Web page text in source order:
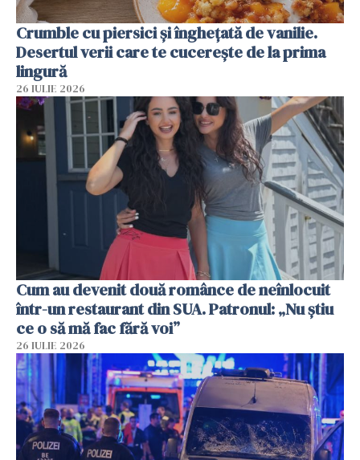
Crumble cu piersici și înghețată de vanilie.
Desertul verii care te cucerește de la prima
lingură
26 IULIE 2026
Cum au devenit două românce de neînlocuit
într-un restaurant din SUA. Patronul: „Nu știu
ce o să mă fac fără voi”
26 IULIE 2026